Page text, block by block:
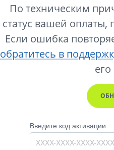
По техническим
статус вашей оплаты,
Если ошибка
обратитесь в
его
Введите код активации